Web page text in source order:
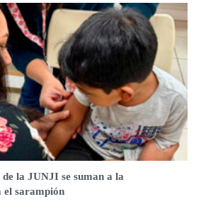
la JUNJI se suman a la
el sarampión